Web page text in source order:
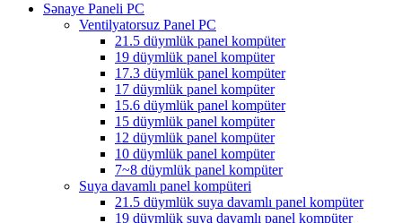
Sənaye Paneli PC
Ventilyatorsuz Panel PC
21.5 düymlük panel kompüter
19 düymlük panel kompüter
17.3 düymlük panel kompüter
17 düymlük panel kompüter
15.6 düymlük panel kompüter
15 düymlük panel kompüter
12 düymlük panel kompüter
10 düymlük panel kompüter
7~8 düymlük panel kompüter
Suya davamlı panel kompüteri
21.5 düymlük suya davamlı panel kompüter
19 düymlük suya davamlı panel kompüter